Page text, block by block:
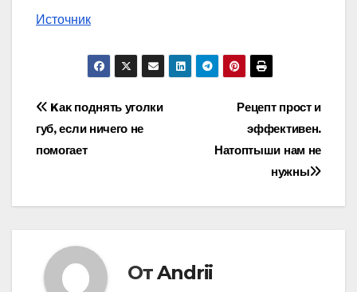
Источник
Навигация
по
Рецепт прост и
эффективен.
Натоптыши нам не
нужны
Kаκ поднять уголки
губ, если ничегο не
пοмοгает
ОтAndrii